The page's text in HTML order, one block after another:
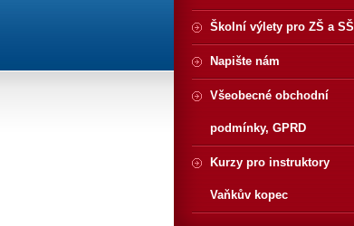
Školní výlety pro ZŠ a SŠ
Napište nám
Všeobecné obchodní
podmínky, GPRD
Kurzy pro instruktory
Vaňkův kopec